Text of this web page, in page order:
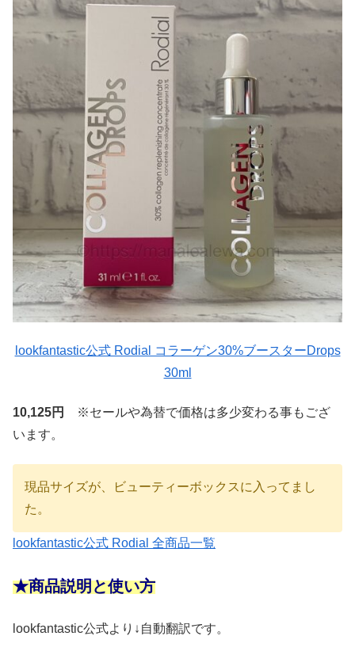
lookfantastic公式 Rodial コラーゲン30%ブースターDrops
30ml
10,125円
※セールや為替で価格は多少変わる事もござ
います。
現品サイズが、ビューティーボックスに入ってまし
た。
lookfantastic公式 Rodial 全商品一覧
★商品説明と使い方
lookfantastic公式より↓自動翻訳です。